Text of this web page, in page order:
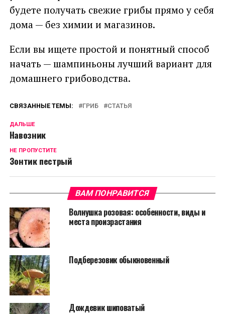
будете получать свежие грибы прямо у себя
дома — без химии и магазинов.
Если вы ищете простой и понятный способ
начать — шампиньоны лучший вариант для
домашнего грибоводства.
СВЯЗАННЫЕ ТЕМЫ: ГРИБ СТАТЬЯ
ДАЛЬШЕ
Навозник
НЕ ПРОПУСТИТЕ
Зонтик пестрый
ВАМ ПОНРАВИТСЯ
Волнушка розовая: особенности, виды и
места произрастания
Подберезовик обыкновенный
Дождевик шиповатый